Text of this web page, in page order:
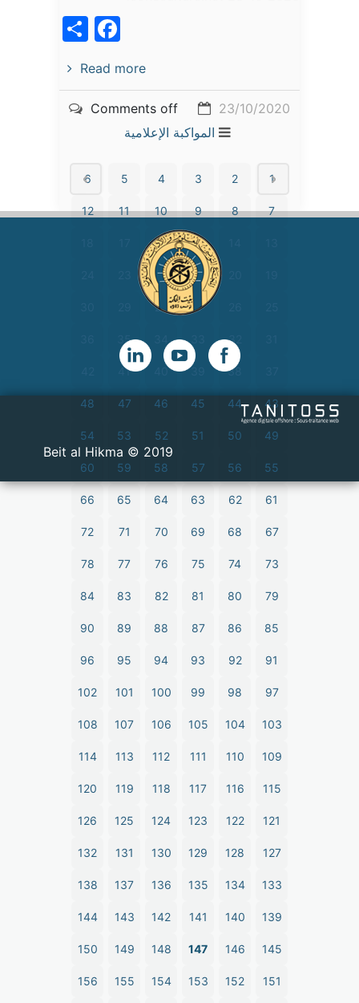
Read more
23/10/2020
Comments off
المواكبة الإعلامية
1
2
3
4
5
6
7
8
9
10
11
12
15
16
21
22
27
28
32
35
38
39
40
41
43
44
45
46
47
48
49
50
51
52
53
54
55
56
57
58
59
60
61
62
63
64
65
66
67
68
69
70
71
72
73
74
75
76
77
78
79
80
81
82
83
84
85
86
87
88
89
90
91
92
93
94
95
96
97
98
99
100
101
102
103
104
105
106
107
108
109
110
111
112
113
114
115
116
117
118
119
120
121
122
123
124
125
126
127
128
129
130
131
132
133
134
135
136
137
138
139
140
141
142
143
144
145
146
147
148
149
150
151
152
153
154
155
156
2019 © Beit al Hikma